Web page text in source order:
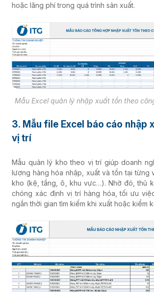
hoặc lãng phí trong quá trình sản xuất.
Mẫu Excel quản lý nhập xuất tồn theo
3. Mẫu file Excel báo cáo nhập
vị trí
Mẫu quản lý kho theo vị trí giúp doanh
lượng hàng hóa nhập, xuất và tồn tại từng
kho (kệ, tầng, ô, khu vực…). Nhờ đó, thủ
chóng xác định vị trí hàng hóa, tối ưu
ngắn thời gian tìm kiếm khi xuất hoặc kiểm